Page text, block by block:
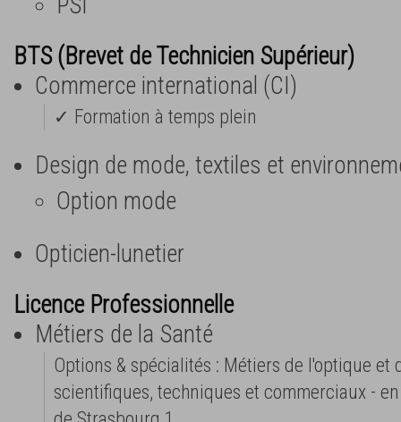
BTS (Brevet de Technicien Supérieur)
Commerce international (CI)
✓ Formation à temps plein
Design de mode, textiles et
Option mode
Opticien-lunetier
Licence Professionnelle
Métiers de la Santé
Options & spécialités : Métiers de l'optique et
scientifiques, techniques et commerciaux -